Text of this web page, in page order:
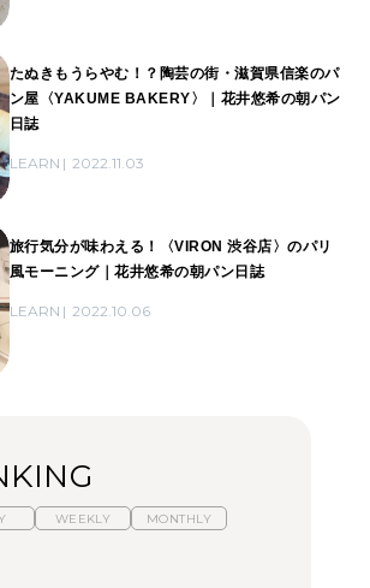
たぬきもうらやむ！？陶芸の街・滋賀県信楽のパ
ン屋〈YAKUME BAKERY〉｜花井悠希の朝パン
日誌
LEARN 2022.11.03
旅行気分が味わえる！〈VIRON 渋谷店〉のパリ
風モーニング｜花井悠希の朝パン日誌
LEARN 2022.10.06
WEEKLY MONTHLY